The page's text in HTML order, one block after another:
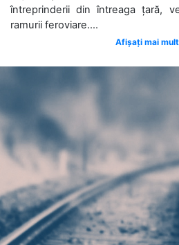
întreprinderii din întreaga țară,
ramurii feroviare....
Afișați mai